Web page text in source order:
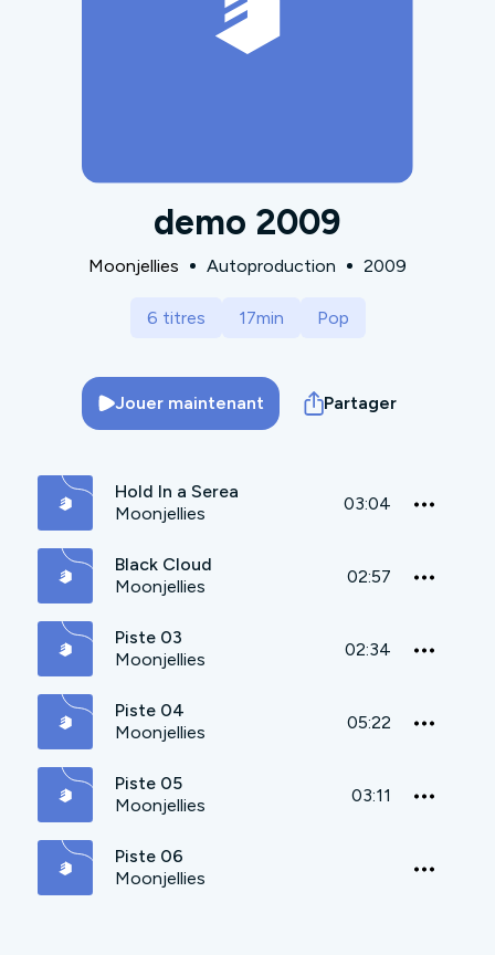
demo 2009
Moonjellies Autoproduction 2009
6 titres 17min Pop
Jouer maintenant Partager
Hold In a Serea
Moonjellies
03:04
Black Cloud
Moonjellies
02:57
Piste 03
Moonjellies
02:34
Piste 04
Moonjellies
05:22
Piste 05
Moonjellies
03:11
Piste 06
Moonjellies